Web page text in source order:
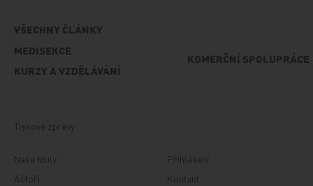
VŠECHNY ČLÁNKY
MEDISEKCE
KURZY A VZDĚLÁVÁNÍ
KOMERČNÍ SPOLUPRÁCE
Tiskové zprávy
Naše tituly
Autoři
Přihlášení
Kontakt